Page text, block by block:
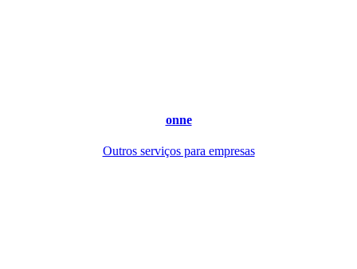
onne
Outros serviços para empresas